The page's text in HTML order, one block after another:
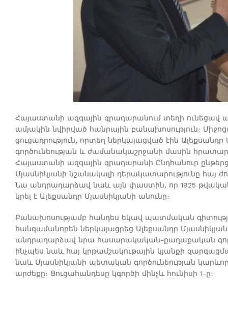
Հայաստանի ազգային գրադարանում տեղի ունեցավ
ամյակին նվիրված հանրային բանախոսություն։
ցուցադրություն, որտեղ ներկայացված էին
գործունեության և ժամանակաշրջանի մասին
Հայաստանի ազգային գրադարանի Ընդհանուր
Մյասնիկյանի նշանակալի դերակատարությունը հայ
Նա անդրադարձավ նաև այն փաստին, որ 1925
կրել է Ալեքսանդր Մյասնիկյանի անունը։
Բանախոսությամբ հանդես եկավ պատմական
հանգամանորեն ներկայացրեց Ալեքսանդր
անդրադարձավ նրա հասարակական-քաղաքական
ինչպես նաև հայ կրթամշակութային կյանքի
նաև Մյասնիկյանի պետական գործունեության
արժեքը։ Ցուցահանդեսը կգործի մինչև հունիսի 1-ը։